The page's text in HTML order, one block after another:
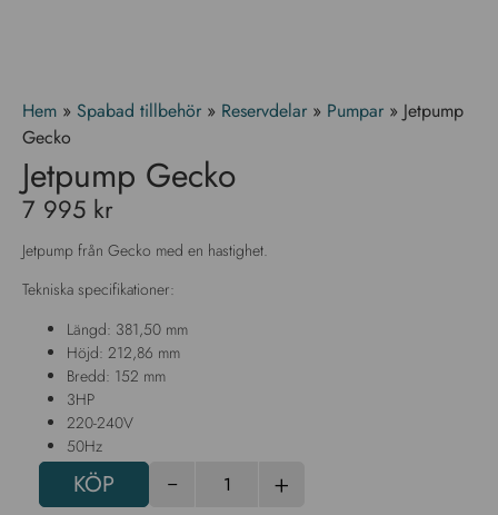
Hem » Spabad tillbehör » Reservdelar » Pumpar » Jetpump
Gecko
Jetpump Gecko
7 995 kr
Jetpump från Gecko med en hastighet.
Tekniska specifikationer:
Längd: 381,50 mm
Höjd: 212,86 mm
Bredd: 152 mm
3HP
220-240V
50Hz
- +
KÖP